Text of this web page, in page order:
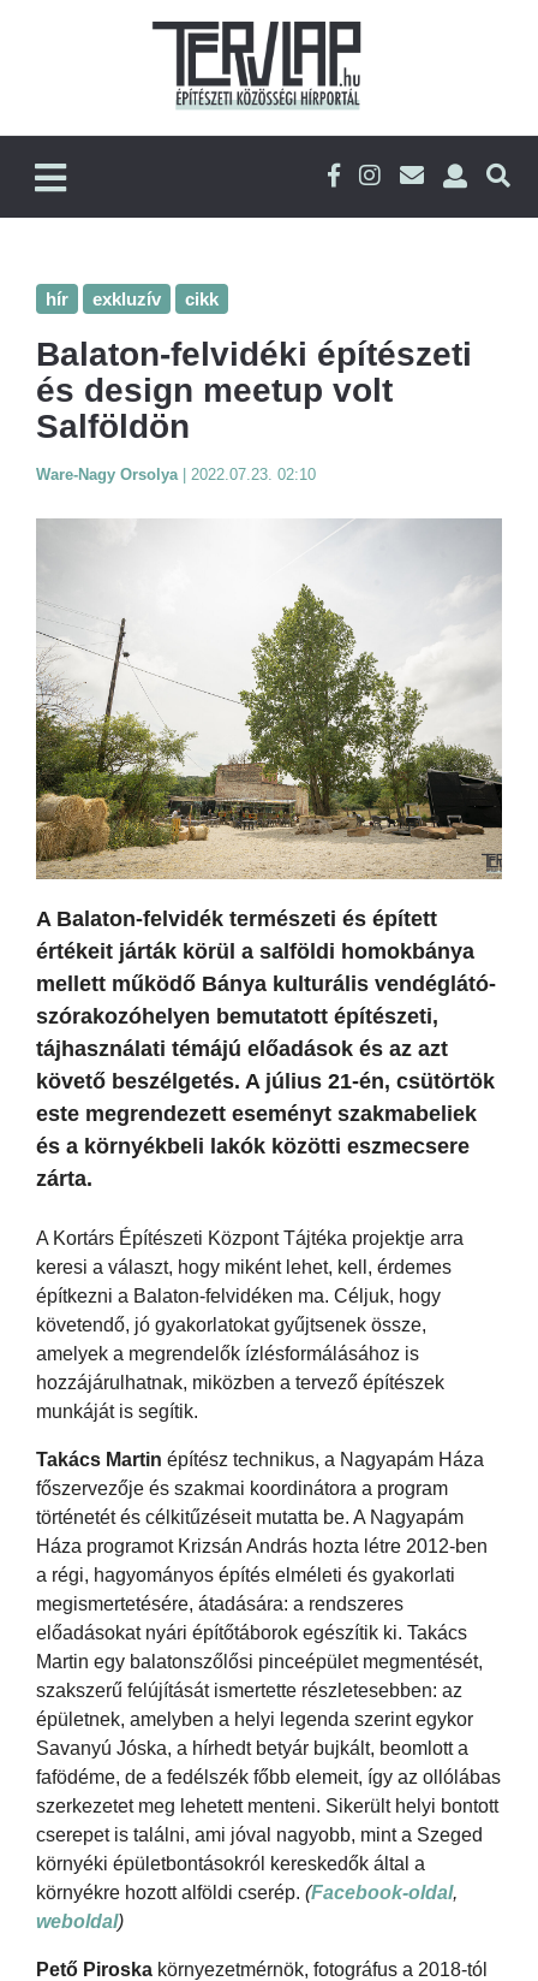
hír exkluzív cikk
Balaton-felvidéki építészeti
és design meetup volt
Salföldön
Ware-Nagy Orsolya 2022.07.23. 02:10
A Balaton-felvidék természeti és épített
értékeit járták körül a salföldi homokbánya
mellett működő Bánya kulturális vendéglátó-
szórakozóhelyen bemutatott építészeti,
tájhasználati témájú előadások és az azt
követő beszélgetés. A július 21-én, csütörtök
este megrendezett eseményt szakmabeliek
és a környékbeli lakók közötti eszmecsere
zárta.
A Kortárs Építészeti Központ Tájtéka projektje arra
keresi a választ, hogy miként lehet, kell, érdemes
építkezni a Balaton-felvidéken ma. Céljuk, hogy
követendő, jó gyakorlatokat gyűjtsenek össze,
amelyek a megrendelők ízlésformálásához is
hozzájárulhatnak, miközben a tervező építészek
munkáját is segítik.
Takács Martin építész technikus, a Nagyapám Háza
főszervezője és szakmai koordinátora a program
történetét és célkitűzéseit mutatta be. A Nagyapám
Háza programot Krizsán András hozta létre 2012-ben
a régi, hagyományos építés elméleti és gyakorlati
megismertetésére, átadására: a rendszeres
előadásokat nyári építőtáborok egészítik ki. Takács
Martin egy balatonszőlősi pinceépület megmentését,
szakszerű felújítását ismertette részletesebben: az
épületnek, amelyben a helyi legenda szerint egykor
Savanyú Jóska, a hírhedt betyár bujkált, beomlott a
fafödéme, de a fedélszék főbb elemeit, így az ollólábas
szerkezetet meg lehetett menteni. Sikerült helyi bontott
cserepet is találni, ami jóval nagyobb, mint a Szeged
környéki épületbontásokról kereskedők által a
környékre hozott alföldi cserép. (Facebook-oldal,
weboldal)
Pető Piroska környezetmérnök, fotográfus a 2018-tól